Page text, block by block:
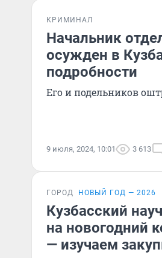
КРИМИНАЛ
Начальник
осужден в
подробности
Его и подельников
9 июля, 2024, 10:01 3 613
ГОРОД НОВЫЙ ГОД — 2026
Кузбасский
на новогодний
— изучаем